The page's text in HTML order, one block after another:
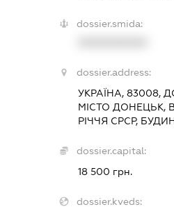
dossier.smida:
dossier.address:
УКРАЇНА, 83008,
МІСТО ДОНЕЦЬК,
РІЧЧЯ СРСР,
dossier.capital:
18 500 грн.
dossier.kveds: